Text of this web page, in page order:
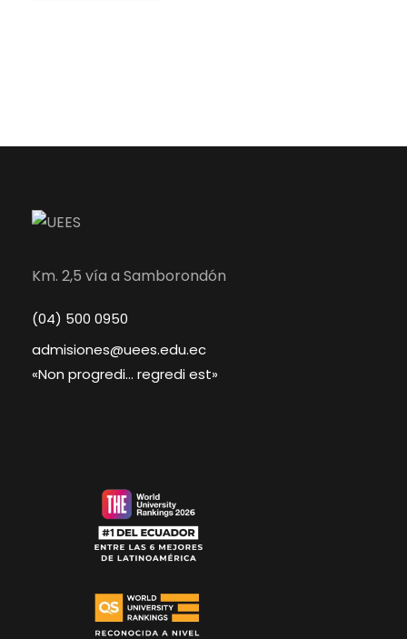
Km. 2,5 vía a Samborondón
(04) 500 0950
admisiones@uees.edu.ec
«Non progredi… regredi est»